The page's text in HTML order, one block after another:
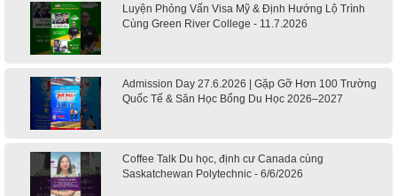
Luyện Phỏng Vấn Visa Mỹ & Định Hướng Lộ Trình
Cùng Green River College - 11.7.2026
Admission Day 27.6.2026 | Gặp Gỡ Hơn 100 Trường
Quốc Tế & Săn Học Bổng Du Học 2026–2027
Coffee Talk Du học, định cư Canada cùng
Saskatchewan Polytechnic - 6/6/2026